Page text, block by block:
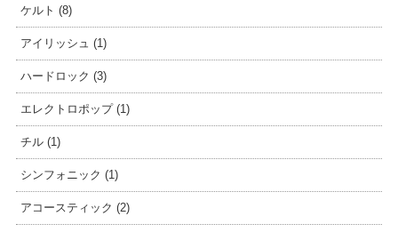
ケルト (8)
アイリッシュ (1)
ハードロック (3)
エレクトロポップ (1)
チル (1)
シンフォニック (1)
アコースティック (2)